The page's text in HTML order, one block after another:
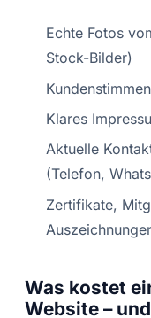
Echte Fotos
Stock-Bilder)
Klares
Aktuelle
(Telefon,
Zertifikate,
Was kostet
Website –